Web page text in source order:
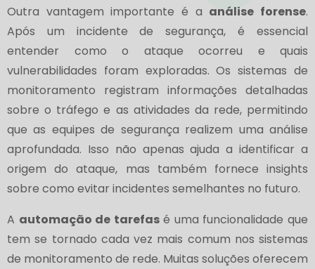
Outra vantagem importante é a análise forense.
Após um incidente de segurança, é essencial
entender como o ataque ocorreu e quais
vulnerabilidades foram exploradas. Os sistemas de
monitoramento registram informações detalhadas
sobre o tráfego e as atividades da rede, permitindo
que as equipes de segurança realizem uma análise
aprofundada. Isso não apenas ajuda a identificar a
origem do ataque, mas também fornece insights
sobre como evitar incidentes semelhantes no futuro.
A automação de tarefasé uma funcionalidade que
tem se tornado cada vez mais comum nos sistemas
de monitoramento de rede. Muitas soluções oferecem